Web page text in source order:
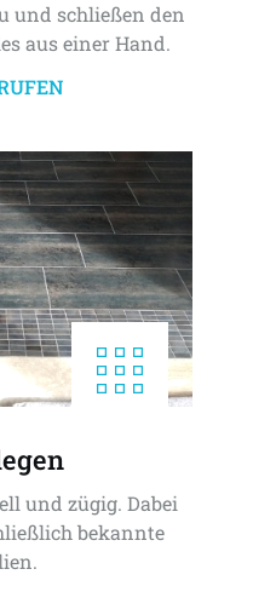
und schließen den
aus einer Hand.
und zügig. Dabei
bekannte